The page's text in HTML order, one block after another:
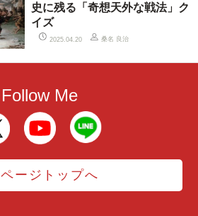
史に残る「奇想天外な戦法」ク
イズ
2025.04.20 桑名 良治
Follow Me
ページトップへ